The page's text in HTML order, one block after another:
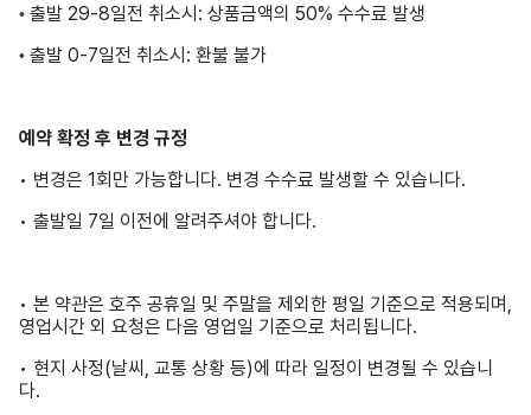
• 출발 29-8일전 취소시: 상품금액의 50% 수수료 발생
• 출발 0-7일전 취소시: 환불 불가
예약 확정 후 변경 규정
• 변경은 1회만 가능합니다. 변경 수수료 발생할 수 있습니다.
• 출발일 7일 이전에 알려주셔야 합니다.
• 본 약관은 호주 공휴일 및 주말을 제외한 평일 기준으로 적용되며,
영업시간 외 요청은 다음 영업일 기준으로 처리됩니다.
• 현지 사정(날씨, 교통 상황 등)에 따라 일정이 변경될 수 있습니
다.